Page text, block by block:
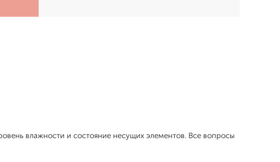
влажности и состояние несущих элементов. Все вопросы